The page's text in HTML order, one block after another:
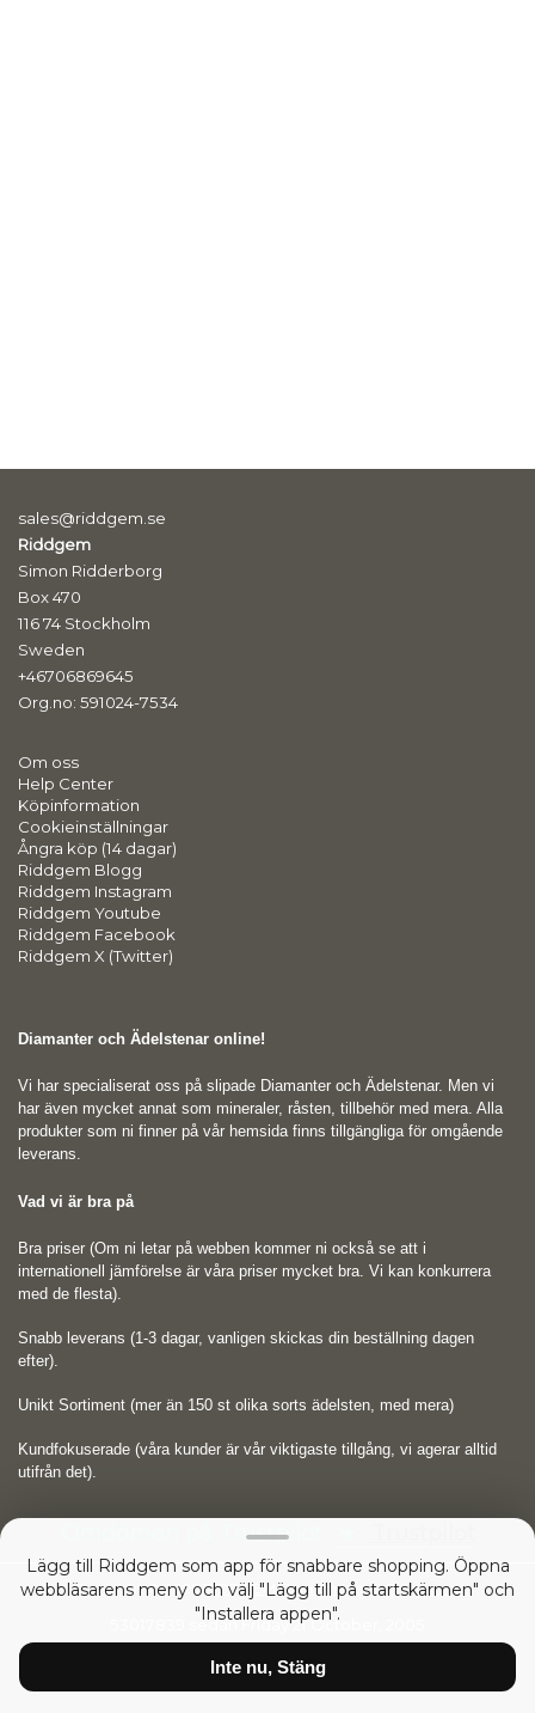
sales@riddgem.se
Riddgem
Simon Ridderborg
Box 470
116 74 Stockholm
Sweden
+46706869645
Org.no: 591024-7534
Om oss
Help Center
Köpinformation
Cookieinställningar
Ångra köp (14 dagar)
Riddgem Blogg
Riddgem Instagram
Riddgem Youtube
Riddgem Facebook
Riddgem X (Twitter)
Diamanter och Ädelstenar online!
Vi har specialiserat oss på slipade Diamanter och Ädelstenar. Men vi
har även mycket annat som mineraler, råsten, tillbehör med mera. Alla
produkter som ni finner på vår hemsida finns tillgängliga för omgående
leverans.
Vad vi är bra på
Bra priser (Om ni letar på webben kommer ni också se att i
internationell jämförelse är våra priser mycket bra. Vi kan konkurrera
med de flesta).
Snabb leverans (1-3 dagar, vanligen skickas din beställning dagen
efter).
Unikt Sortiment (mer än 150 st olika sorts ädelsten, med mera)
Kundfokuserade (våra kunder är vår viktigaste tillgång, vi agerar alltid
utifrån det).
Omdömen på Trustpilot
Copyright © 2026RIDDGEM Diamonds and Gemstones
53017839 sedanFriday 21 October, 2005
Lägg till Riddgem som app för snabbare shopping. Öppna
webbläsarens meny och välj "Lägg till på startskärmen" och
"Installera appen".
Inte nu, Stäng